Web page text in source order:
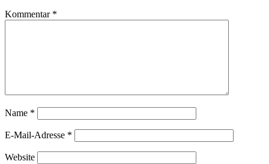
Kommentar *
Name *
E-Mail-Adresse *
Website